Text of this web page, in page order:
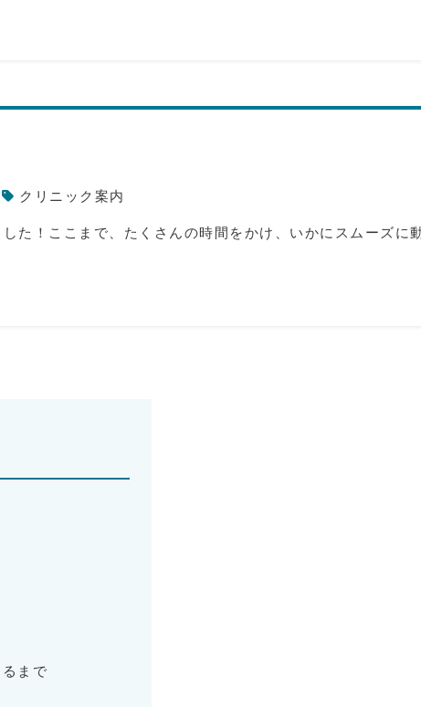
クリニック案内
た！ここまで、たくさんの時間をかけ、いかにスムーズに
まで